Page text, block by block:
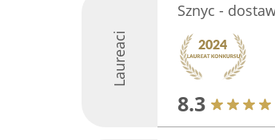
Laureaci
Sznyc -
8.3